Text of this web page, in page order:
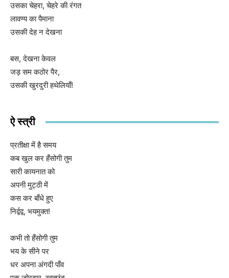
उसका चेहरा, चेहरे की रंगत
लावण्य का पैमाना
उसकी देह न देखना
बस, देखना केवल
जड़ सम कठोर पैर,
उसकी खुरदुरी हथेलियाँ!
ऐ स्त्री
प्रतीक्षा में है समय
कब खुल कर हँसोगी तुम
सारी कायनात को
अपनी मुट्ठी में
कस कर बाँधे हुए
निर्द्वद्व, भयमुक्त!
कभी तो हँसोगी तुम
भय के सीने पर
धर अपना अंगदी पाँव